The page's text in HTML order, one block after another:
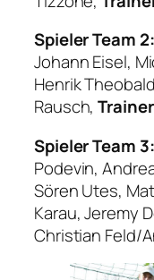
Spieler Team 2:
Johann Eisel,
Henrik
Rausch,
Spieler Team 3:
Podevin,
Sören Utes,
Karau, Jeremy
Christian Feld/